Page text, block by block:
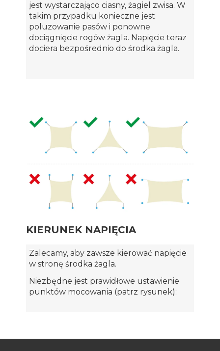
jest wystarczająco ciasny, żagiel zwisa. W
takim przypadku konieczne jest
poluzowanie pasów i ponowne
dociągnięcie rogów żagla. Napięcie teraz
dociera bezpośrednio do środka żagla.
KIERUNEK NAPIĘCIA
Zalecamy, aby zawsze kierować napięcie
w stronę środka żagla.
Niezbędne jest prawidłowe ustawienie
punktów mocowania (patrz rysunek):